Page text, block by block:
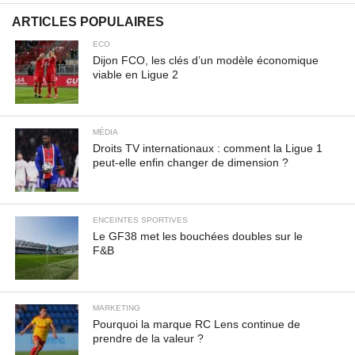
magna scelerisque sodales. Curabitur non fermentum
odio, vitae accumsan odio.
ARTICLES POPULAIRES
ECO
Dijon FCO, les clés d’un modèle économique
viable en Ligue 2
MÉDIA
Droits TV internationaux : comment la Ligue 1
peut-elle enfin changer de dimension ?
ENCEINTES SPORTIVES
Le GF38 met les bouchées doubles sur le
F&B
MARKETING
Pourquoi la marque RC Lens continue de
prendre de la valeur ?